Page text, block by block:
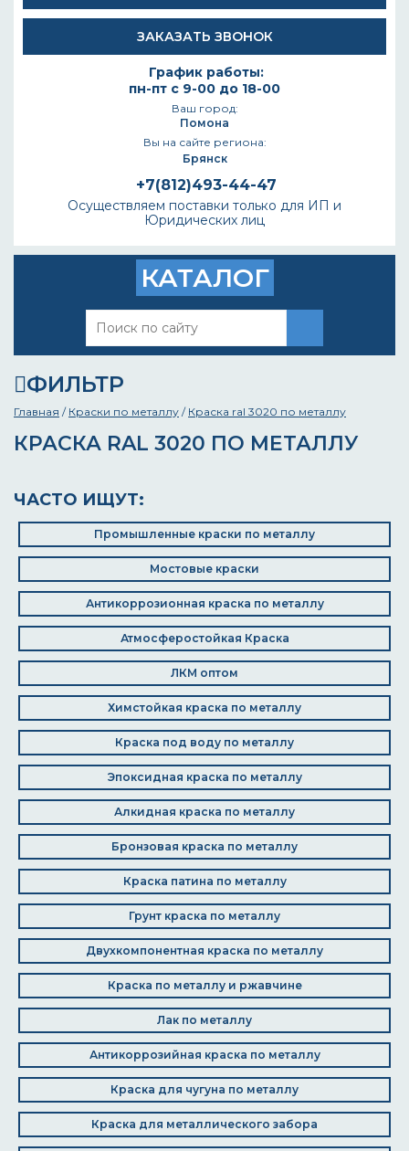
ЗАКАЗАТЬ ЗВОНОК
График работы:
пн-пт с 9-00 до 18-00
Ваш город:
Помона
Вы на сайте региона:
Брянск
+7(812)493-44-47
Осуществляем поставки только для ИП и
Юридических лиц
КАТАЛОГ
ФИЛЬТР
Главная / Краски по металлу / Краска ral 3020 по металлу
КРАСКА RAL 3020 ПО МЕТАЛЛУ
ЧАСТО ИЩУТ:
Промышленные краски по металлу
Мостовые краски
Антикоррозионная краска по металлу
Атмосферостойкая Краска
ЛКМ оптом
Химстойкая краска по металлу
Краска под воду по металлу
Эпоксидная краска по металлу
Алкидная краска по металлу
Бронзовая краска по металлу
Краска патина по металлу
Грунт краска по металлу
Двухкомпонентная краска по металлу
Краска по металлу и ржавчине
Лак по металлу
Антикоррозийная краска по металлу
Краска для чугуна по металлу
Краска для металлического забора